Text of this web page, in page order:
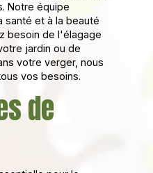
Notre équipe
santé et à la beauté
besoin de l'élagage
jardin ou de
votre verger, nous
vos besoins.
de